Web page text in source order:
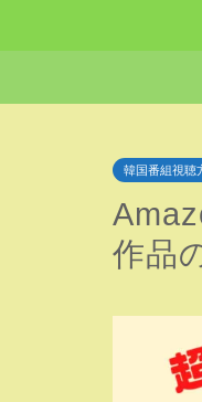
韓国番組視聴
作品